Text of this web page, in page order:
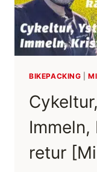
BIKEPACKING |
retur